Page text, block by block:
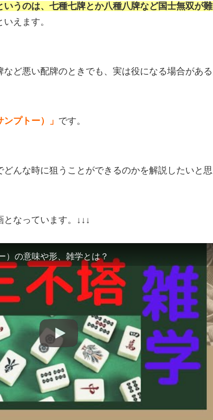
いうのは、七種七牌とか八種八牌など国士無双が
いえます。
ど悪い配牌のときでも、実は役になる場合がある
ンプトー）」 です。
んな時に狙うことができるのかを解説したいと思
なっています。↓↓↓
）の意味や形、雑学とは？